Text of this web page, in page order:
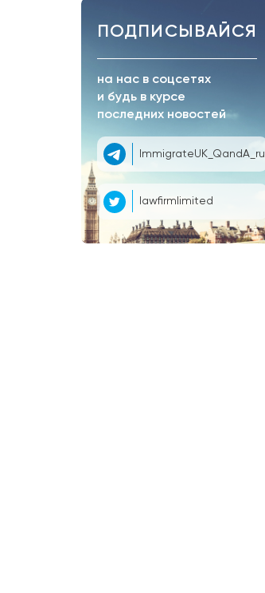
ПОДПИСЫВАЙСЯ
на нас в соцсетях
и будь в курсе
последних новостей
ImmigrateUK_QandA_ru
lawfirmlimited